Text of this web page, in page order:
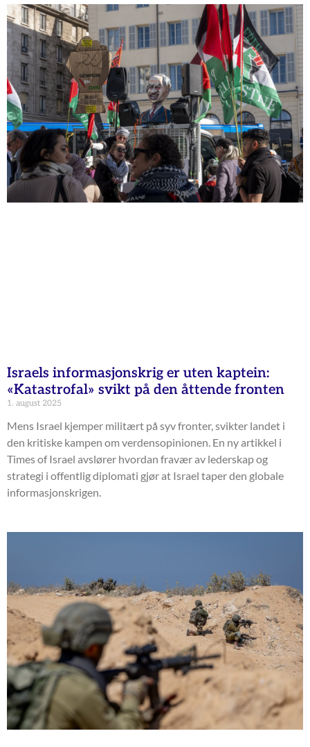
Israels informasjonskrig er uten kaptein:
«Katastrofal» svikt på den åttende fronten
1. august 2025
Mens Israel kjemper militært på syv fronter, svikter landet i
den kritiske kampen om verdensopinionen. En ny artikkel i
Times of Israel avslører hvordan fravær av lederskap og
strategi i offentlig diplomati gjør at Israel taper den globale
informasjonskrigen.